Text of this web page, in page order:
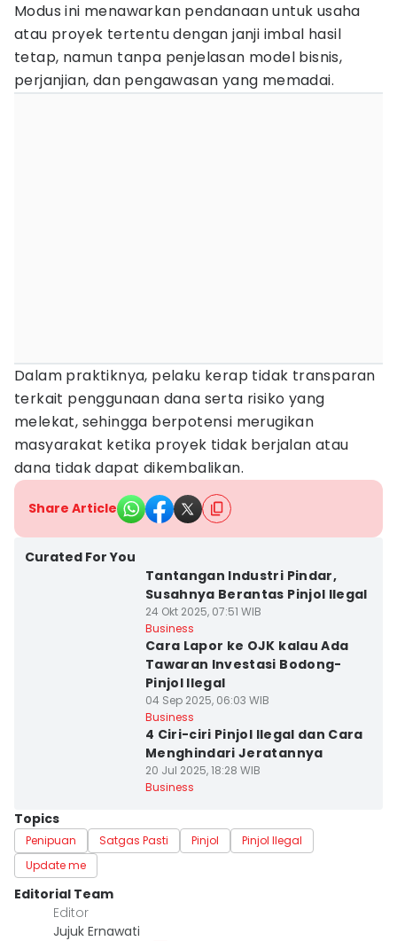
Modus ini menawarkan pendanaan untuk usaha
atau proyek tertentu dengan janji imbal hasil
tetap, namun tanpa penjelasan model bisnis,
perjanjian, dan pengawasan yang memadai.
Dalam praktiknya, pelaku kerap tidak transparan
terkait penggunaan dana serta risiko yang
melekat, sehingga berpotensi merugikan
masyarakat ketika proyek tidak berjalan atau
dana tidak dapat dikembalikan.
Share Article
Curated For You
Tantangan Industri Pindar,
Susahnya Berantas Pinjol Ilegal
24 Okt 2025, 07:51 WIB
Business
Cara Lapor ke OJK kalau Ada
Tawaran Investasi Bodong-
Pinjol Ilegal
04 Sep 2025, 06:03 WIB
Business
4 Ciri-ciri Pinjol Ilegal dan Cara
Menghindari Jeratannya
20 Jul 2025, 18:28 WIB
Business
Topics
Penipuan Satgas Pasti Pinjol
Pinjol Ilegal
Update me
Editorial Team
Editor
Jujuk Ernawati